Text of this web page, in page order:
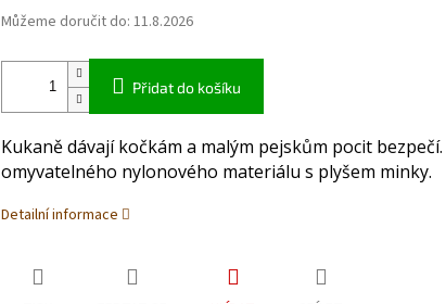
Můžeme doručit do: 11.8.2026
Přidat do košíku
Kukaně dávají kočkám a malým pejskům pocit
omyvatelného nylonového materiálu s plyšem minky.
Detailní informace